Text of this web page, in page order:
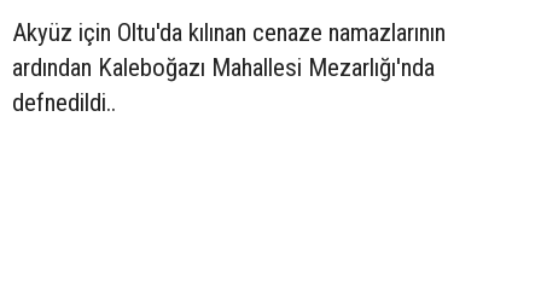
Akyüz için Oltu'da kılınan cenaze namazlarının
ardından Kaleboğazı Mahallesi Mezarlığı'nda
defnedildi..